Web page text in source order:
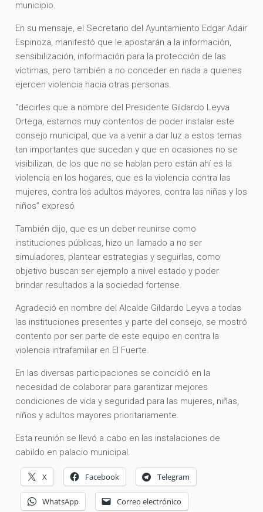
municipio.
En su mensaje, el Secretario del Ayuntamiento Edgar Adair
Espinoza, manifestó que le apostarán a la información,
sensibilización, información para la protección de las
víctimas, pero también a no conceder en nada a quienes
ejercen violencia hacia otras personas.
“decirles que a nombre del Presidente Gildardo Leyva
Ortega, estamos muy contentos de poder instalar este
consejo municipal, que va a venir a dar luz a estos temas
tan importantes que sucedan y que en ocasiones no se
visibilizan, de los que no se hablan pero están ahí es la
violencia en los hogares, que es la violencia contra las
mujeres, contra los adultos mayores, contra las niñas y los
niños” expresó
También dijo, que es un deber reunirse como
instituciones públicas, hizo un llamado a no ser
simuladores, plantear estrategias y seguirlas, como
objetivo buscan ser ejemplo a nivel estado y poder
brindar resultados a la sociedad fortense.
Agradeció en nombre del Alcalde Gildardo Leyva a todas
las instituciones presentes y parte del consejo, se mostró
contento por ser parte de este equipo en contra la
violencia intrafamiliar en El Fuerte.
En las diversas participaciones se coincidió en la
necesidad de colaborar para garantizar mejores
condiciones de vida y seguridad para las mujeres, niñas,
niños y adultos mayores prioritariamente.
Esta reunión se llevó a cabo en las instalaciones de
cabildo en palacio municipal.
X Facebook Telegram
WhatsApp Correo electrónico